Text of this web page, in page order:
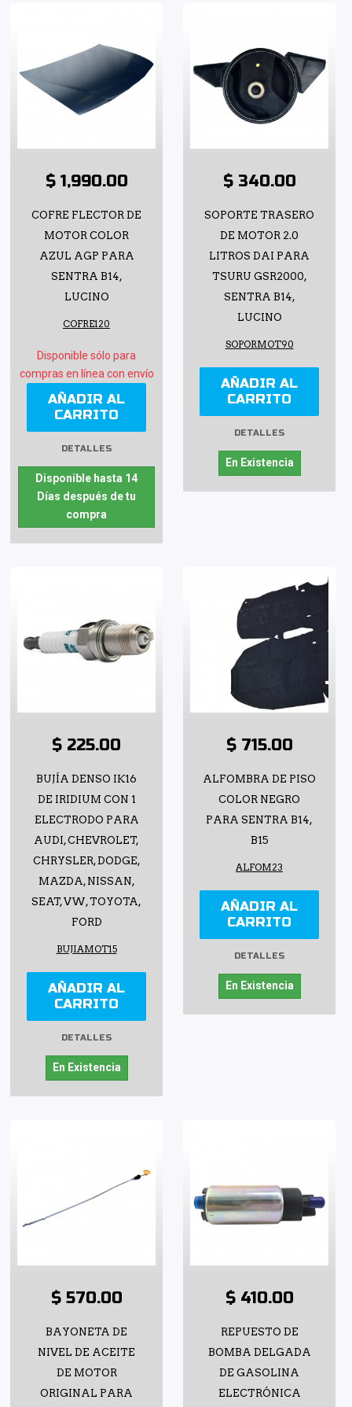
$ 1,990.00
COFRE FLECTOR DE
MOTOR COLOR
AZUL AGP PARA
SENTRA B14,
LUCINO
COFRE120
Disponible sólo para
compras en línea con envío
AÑADIR AL
CARRITO
DETALLES
Disponible hasta 14
Días después de tu
compra
$ 340.00
SOPORTE TRASERO
DE MOTOR 2.0
LITROS DAI PARA
TSURU GSR2000,
SENTRA B14,
LUCINO
SOPORMOT90
AÑADIR AL
CARRITO
DETALLES
En Existencia
$ 225.00
BUJÍA DENSO IK16
DE IRIDIUM CON 1
ELECTRODO PARA
AUDI, CHEVROLET,
CHRYSLER, DODGE,
MAZDA, NISSAN,
SEAT, VW, TOYOTA,
FORD
BUJIAMOT15
AÑADIR AL
CARRITO
DETALLES
En Existencia
$ 715.00
ALFOMBRA DE PISO
COLOR NEGRO
PARA SENTRA B14,
B15
ALFOM23
AÑADIR AL
CARRITO
DETALLES
En Existencia
$ 570.00
BAYONETA DE
NIVEL DE ACEITE
DE MOTOR
ORIGINAL PARA
$ 410.00
REPUESTO DE
BOMBA DELGADA
DE GASOLINA
ELECTRÓNICA